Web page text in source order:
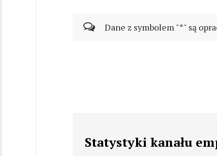
Dane z symbolem "*" są
Statystyki kanału